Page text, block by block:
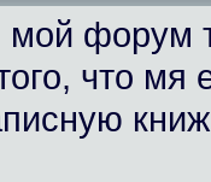
форум
что мя